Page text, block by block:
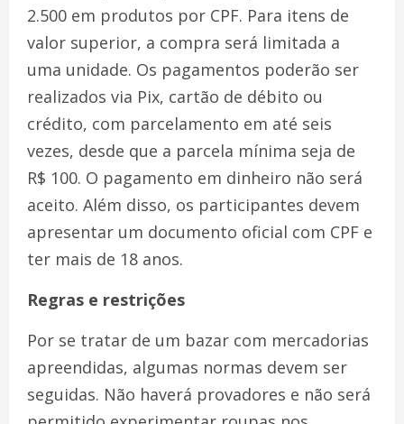
2.500 em produtos por CPF. Para itens de
valor superior, a compra será limitada a
uma unidade. Os pagamentos poderão ser
realizados via Pix, cartão de débito ou
crédito, com parcelamento em até seis
vezes, desde que a parcela mínima seja de
R$ 100. O pagamento em dinheiro não será
aceito. Além disso, os participantes devem
apresentar um documento oficial com CPF e
ter mais de 18 anos.
Regras e restrições
Por se tratar de um bazar com mercadorias
apreendidas, algumas normas devem ser
seguidas. Não haverá provadores e não será